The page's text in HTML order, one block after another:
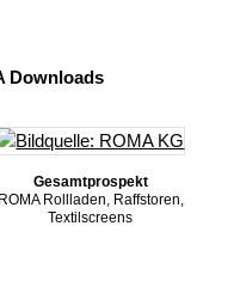
Downloads
Gesamtprospekt
ROMA Rollladen, Raffstoren,
Textilscreens